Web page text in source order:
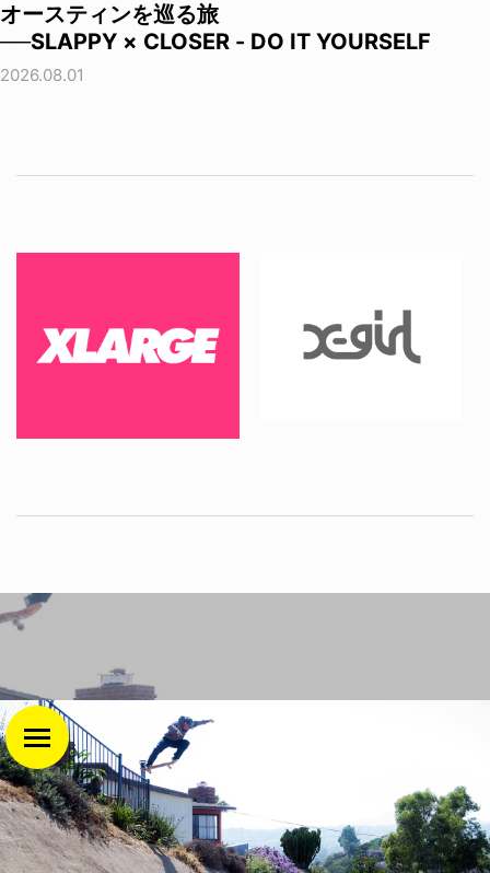
オースティンを巡る旅
──SLAPPY × CLOSER - DO IT YOURSELF
2026.08.01